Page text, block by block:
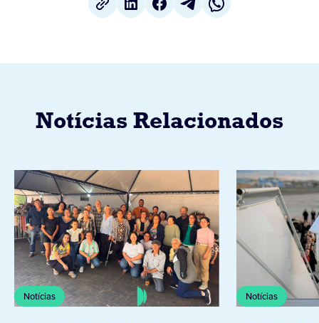
Notícias Relacionados
Notícias Notícias